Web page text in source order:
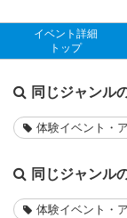
イベント詳細
トップ
同じジャンル
体験イベント・
同じジャンル
体験イベント・